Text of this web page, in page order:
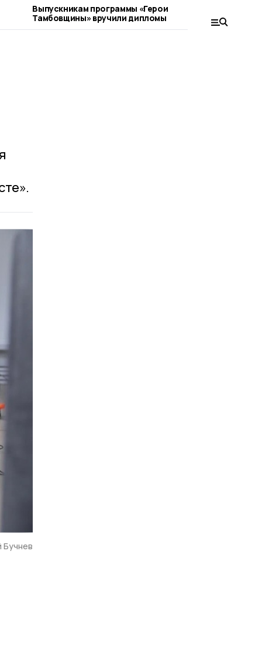
Выпускникам программы «Герои
Тамбовщины» вручили дипломы
Бучнев